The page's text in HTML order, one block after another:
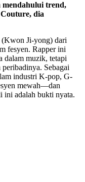
mendahului trend,
dia
(Kwon Ji-yong) dari
fesyen. Rapper ini
dalam muzik, tetapi
Sebagai
industri K-pop, G-
mewah—dan
ini adalah bukti nyata.